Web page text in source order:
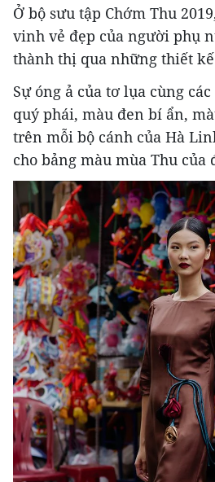
Ở bộ sưu tập Chớm Thu
vinh vẻ đẹp của người phụ
thành thị qua những thiết
Sự óng ả của tơ lụa cùng
quý phái, màu đen bí ẩn,
trên mỗi bộ cánh của Hà
cho bảng màu mùa Thu của